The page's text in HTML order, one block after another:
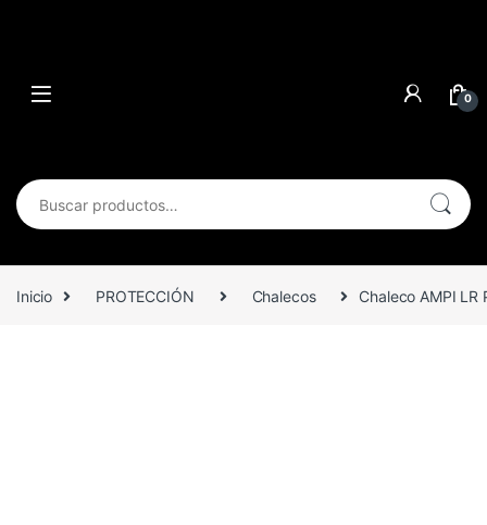
0
Buscar por:
Inicio PROTECCIÓN Chalecos Chaleco AMPI LR